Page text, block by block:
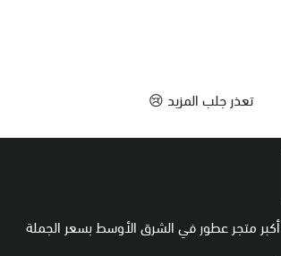
تعذر جلب المزيد 😢
متجر عطور في الشرق الأوسط بسعر الجملة